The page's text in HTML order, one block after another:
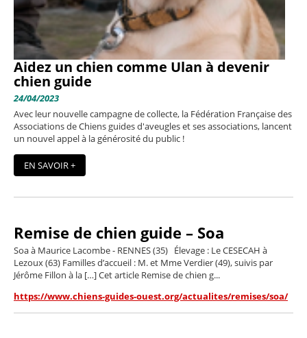
Aidez un chien comme Ulan à devenir
chien guide
24/04/2023
Avec leur nouvelle campagne de collecte, la Fédération Française des
Associations de Chiens guides d'aveugles et ses associations, lancent
un nouvel appel à la générosité du public !
EN SAVOIR +
Remise de chien guide – Soa
Soa à Maurice Lacombe - RENNES (35) Élevage : Le CESECAH à
Lezoux (63) Familles d’accueil : M. et Mme Verdier (49), suivis par
Jérôme Fillon à la […] Cet article Remise de chien g...
https://www.chiens-guides-ouest.org/actualites/remises/soa/